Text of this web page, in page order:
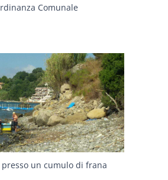
Comunale
presso un cumulo di frana